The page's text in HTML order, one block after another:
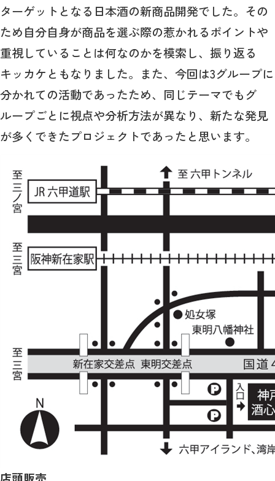
ターゲットとなる日本酒の新商品開発でした。その
ため自分自身が商品を選ぶ際の惹かれるポイントや
重視していることは何なのかを模索し、振り返る
キッカケともなりました。また、今回は3グループに
分かれての活動であったため、同じテーマでもグ
ループごとに視点や分析方法が異なり、新たな発見
が多くできたプロジェクトであったと思います。